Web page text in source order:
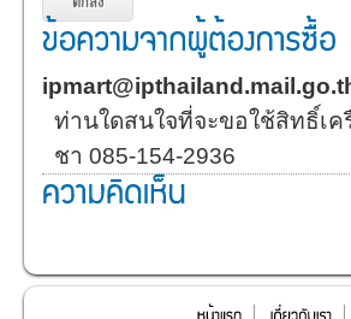
ท่านใดสนใจที่จะขอใช้สิทธิ์เ
ชา 085-154-2936